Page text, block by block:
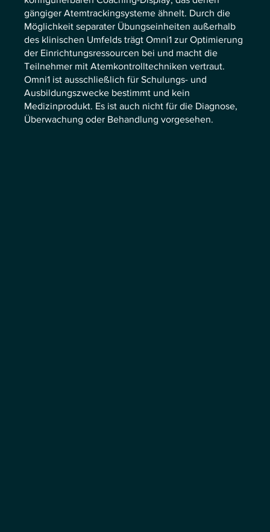
gängiger Atemtrackingsysteme ähnelt. Durch die
Möglichkeit separater Übungseinheiten außerhalb
des klinischen Umfelds trägt Omni1 zur Optimierung
der Einrichtungsressourcen bei und macht die
Teilnehmer mit Atemkontrolltechniken vertraut.
Omni1 ist ausschließlich für Schulungs- und
Ausbildungszwecke bestimmt und kein
Medizinprodukt. Es ist auch nicht für die Diagnose,
Überwachung oder Behandlung vorgesehen.